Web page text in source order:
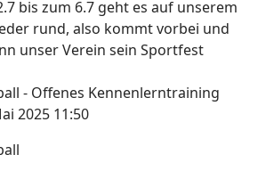
bis zum 6.7 geht es auf unserem
rund, also kommt vorbei und
unser Verein sein Sportfest
- Offenes Kennenlerntraining
2025 11:50